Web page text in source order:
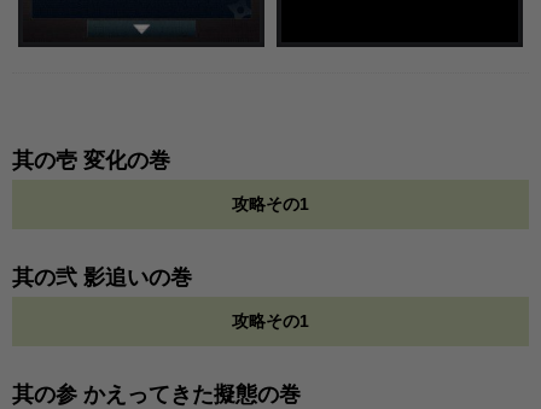
其の壱 変化の巻
攻略その1
其の弐 影追いの巻
攻略その1
其の参 かえってきた擬態の巻